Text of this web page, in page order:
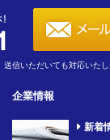
信いただいても対応いたし
企業情報
新着